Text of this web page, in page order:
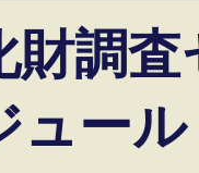
財調
ュール